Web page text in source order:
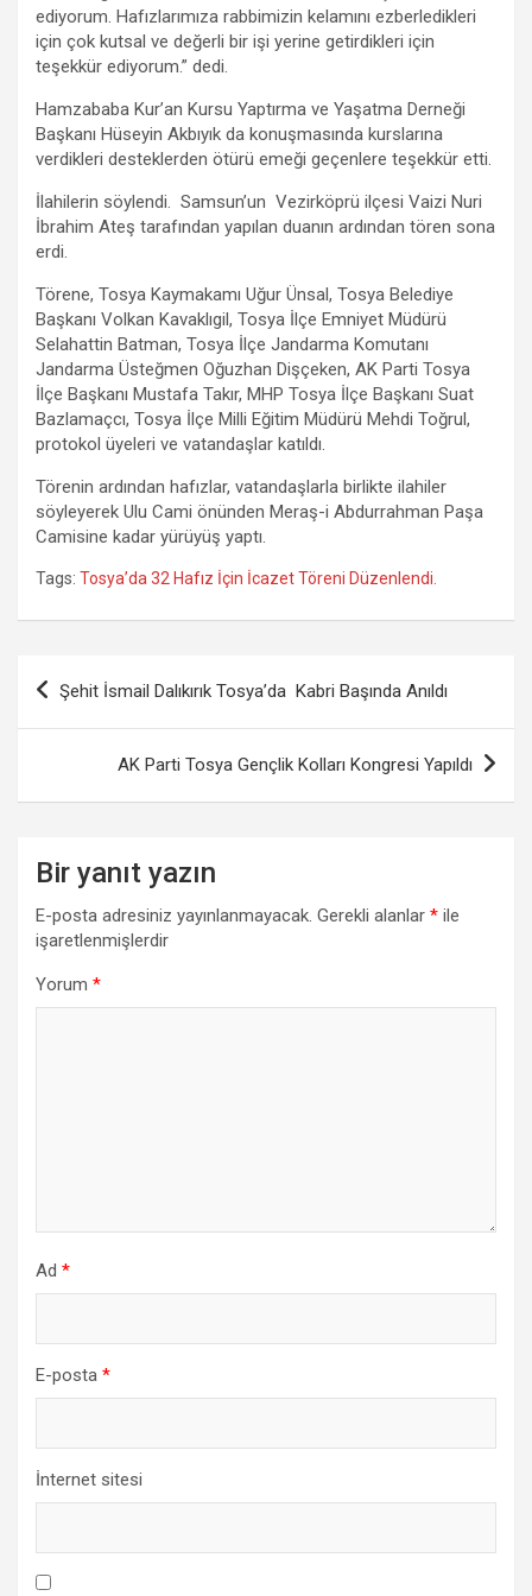
ediyorum. Hafızlarımıza rabbimizin kelamını ezberledikleri
için çok kutsal ve değerli bir işi yerine getirdikleri için
teşekkür ediyorum.” dedi.
Hamzababa Kur’an Kursu Yaptırma ve Yaşatma Derneği
Başkanı Hüseyin Akbıyık da konuşmasında kurslarına
verdikleri desteklerden ötürü emeği geçenlere teşekkür etti.
İlahilerin söylendi. Samsun’un Vezirköprü ilçesi Vaizi Nuri
İbrahim Ateş tarafından yapılan duanın ardından tören sona
erdi.
Törene, Tosya Kaymakamı Uğur Ünsal, Tosya Belediye
Başkanı Volkan Kavaklıgil, Tosya İlçe Emniyet Müdürü
Selahattin Batman, Tosya İlçe Jandarma Komutanı
Jandarma Üsteğmen Oğuzhan Dişçeken, AK Parti Tosya
İlçe Başkanı Mustafa Takır, MHP Tosya İlçe Başkanı Suat
Bazlamaçcı, Tosya İlçe Milli Eğitim Müdürü Mehdi Toğrul,
protokol üyeleri ve vatandaşlar katıldı.
Törenin ardından hafızlar, vatandaşlarla birlikte ilahiler
söyleyerek Ulu Cami önünden Meraş-i Abdurrahman Paşa
Camisine kadar yürüyüş yaptı.
Tags: Tosya’da 32 Hafız İçin İcazet Töreni Düzenlendi.
Yazı
gezinmesi
Şehit İsmail Dalıkırık Tosya’da Kabri Başında Anıldı
AK Parti Tosya Gençlik Kolları Kongresi Yapıldı
Bir yanıt yazın
E-posta adresiniz yayınlanmayacak. Gerekli alanlar * ile
işaretlenmişlerdir
Yorum *
Ad *
E-posta *
İnternet sitesi